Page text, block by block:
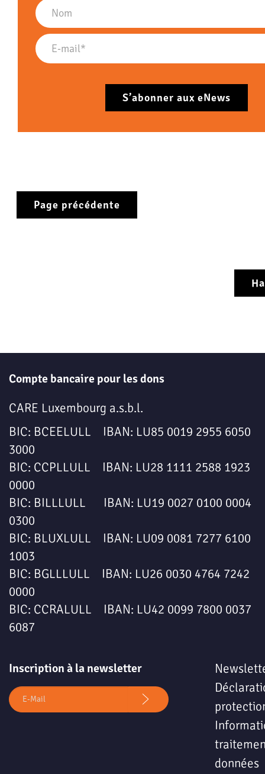
Page précédente
Compte bancaire pour les dons
CARE Luxembourg a.s.b.l.
BIC: BCEELULL IBAN: LU85 0019 2955 6050
3000
BIC: CCPLLULL IBAN: LU28 1111 2588 1923
0000
BIC: BILLLULL IBAN: LU19 0027 0100 0004
0300
BIC: BLUXLULL IBAN: LU09 0081 7277 6100
1003
BIC: BGLLLULL IBAN: LU26 0030 4764 7242
0000
BIC: CCRALULL IBAN: LU42 0099 7800 0037
6087
Inscription à la newsletter
données